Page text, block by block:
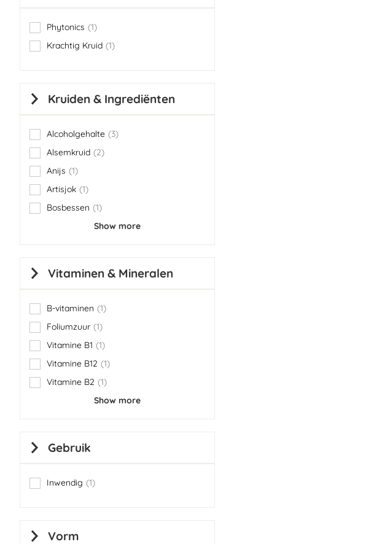
Phytonics 1
item
Krachtig Kruid 1
item
Kruiden & Ingrediënten
Alcoholgehalte 3
items
Alsemkruid
2
items
Anijs
1
item
Artisjok 1
item
Bosbessen
1
item
Show more
Vitaminen & Mineralen
B-vitaminen 1
item
Foliumzuur 1
item
Vitamine B1
1
item
Vitamine B12
1
item
Vitamine B2
1
item
Show more
Gebruik
Inwendig 1
item
Vorm